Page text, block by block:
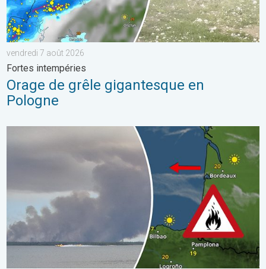
vendredi 7 août 2026
Fortes intempéries
Orage de grêle gigantesque en
Pologne
Les feux de forêt sont incontrôlables. L'Espagne et la France.